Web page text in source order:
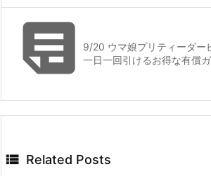
9/20 ウマ娘プリティーダー
一日一回引けるお得な有償ガ
 Related Posts